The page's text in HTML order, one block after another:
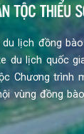
du lịch đồng
du lịch quốc
Chương trình
vùng đồng